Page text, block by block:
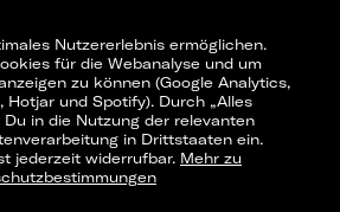
Nutzererlebnis ermöglichen.
für die Webanalyse und um
zu können (Google Analytics,
Hotjar und Spotify). Durch „Alles
in die Nutzung der relevanten
in Drittstaaten ein.
jederzeit widerrufbar. Mehr zu